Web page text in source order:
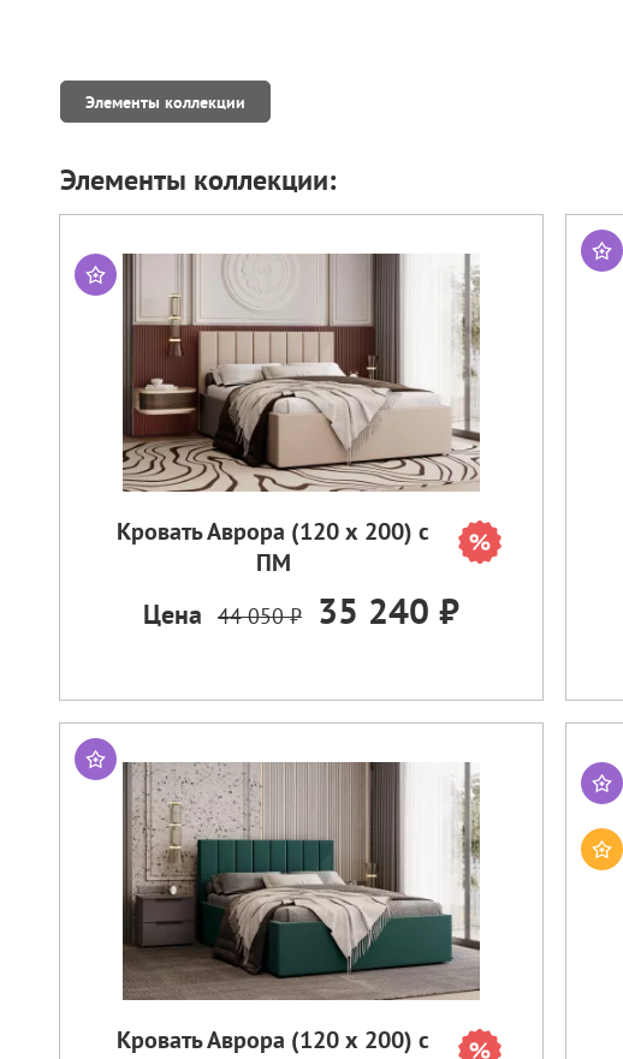
Элементы коллекции
Элементы коллекции:
Кровать Аврора (120 х 200) с
ПМ
Цена 44 050 ₽ 35 240 ₽
Кровать Аврора (120 х 200) с